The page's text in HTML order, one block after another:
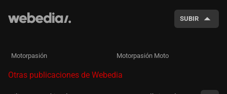
SUBIR
Motorpasión Motorpasión Moto
Otras publicaciones de Webedia